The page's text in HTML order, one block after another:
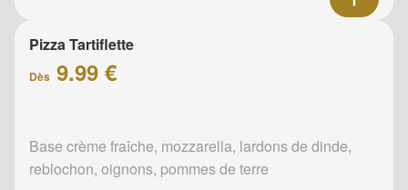
Pizza Tartiflette
Dès 9.99 €
Base crème fraîche, mozzarella, lardons de dinde,
reblochon, oignons, pommes de terre